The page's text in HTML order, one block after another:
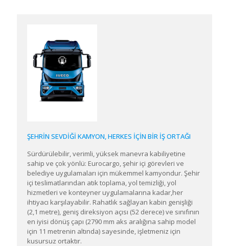
ŞEHRİN SEVDİĞİ KAMYON, HERKES İÇİN BİR İŞ ORTAĞI
Sürdürülebilir, verimli, yüksek manevra kabiliyetine
sahip ve çok yönlü: Eurocargo, şehir içi görevleri ve
belediye uygulamaları için mükemmel kamyondur. Şehir
içi teslimatlarından atık toplama, yol temizliği, yol
hizmetleri ve konteyner uygulamalarına kadar,her
ihtiyacı karşılayabilir. Rahatlık sağlayan kabin genişliği
(2,1 metre), geniş direksiyon açısı (52 derece) ve sınıfının
en iyisi dönüş çapı (2790 mm aks aralığına sahip model
için 11 metrenin altında) sayesinde, işletmeniz için
kusursuz ortaktır.